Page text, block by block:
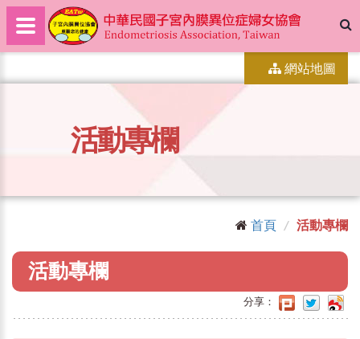
網站地圖
活動專欄
首頁 活動專欄
活動專欄
分享：